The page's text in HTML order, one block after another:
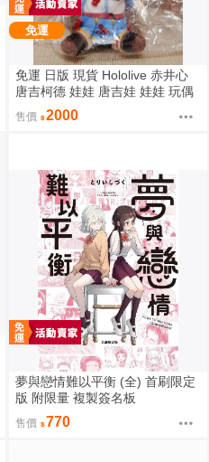
免運
免運 日版 現貨 Hololive 赤井心
唐吉柯德 娃娃 唐吉娃 娃娃 玩偶
ドン・キホーテ もちどる 赤井は
あと
售價 2000
夢與戀情難以平衡 (全) 首刷限定
版 附限量 複製簽名板
售價 770